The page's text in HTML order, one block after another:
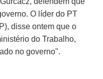
O líder do PT
disse ontem que o
do Trabalho,
no governo".